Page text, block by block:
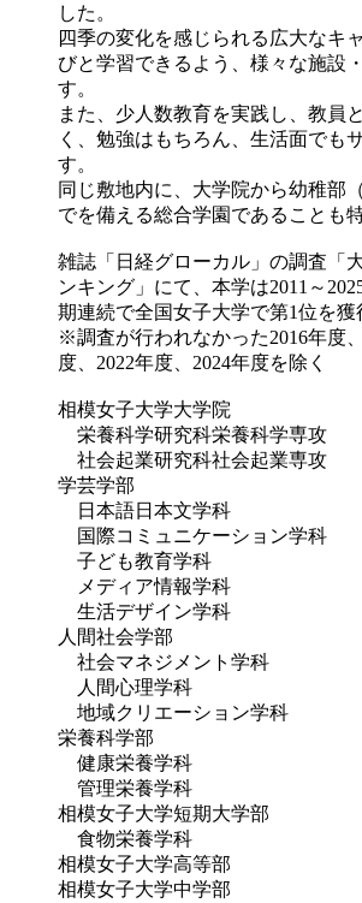
した。
四季の変化を感じられる広大なキ
びと学習できるよう、様々な施設
す。
また、少人数教育を実践し、教員
く、勉強はもちろん、生活面でも
す。
同じ敷地内に、大学院から幼稚部
でを備える総合学園であることも特
雑誌「日経グローカル」の調査「
ンキング」にて、本学は2011～
期連続で全国女子大学で第1位を獲
※調査が行われなかった2016年度
度、2022年度、2024年度を除く
相模女子大学大学院
栄養科学研究科栄養科学専攻
社会起業研究科社会起業専攻
学芸学部
日本語日本文学科
国際コミュニケーション学科
子ども教育学科
メディア情報学科
生活デザイン学科
人間社会学部
社会マネジメント学科
人間心理学科
地域クリエーション学科
栄養科学部
健康栄養学科
管理栄養学科
相模女子大学短期大学部
食物栄養学科
相模女子大学高等部
相模女子大学中学部